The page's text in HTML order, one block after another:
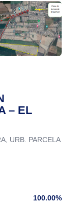
– EL
URB. PARCELA
100.00%